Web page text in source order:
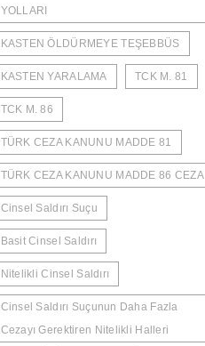
YOLLARI
KASTEN ÖLDÜRMEYE TEŞEBBÜS
KASTEN YARALAMA TCK M. 81
TCK M. 86
TÜRK CEZA KANUNU MADDE 81
TÜRK CEZA KANUNU MADDE 86 CEZA
Cinsel Saldırı Suçu
Basit Cinsel Saldırı
Nitelikli Cinsel Saldırı
Cinsel Saldırı Suçunun Daha Fazla
Cezayı Gerektiren Nitelikli Halleri